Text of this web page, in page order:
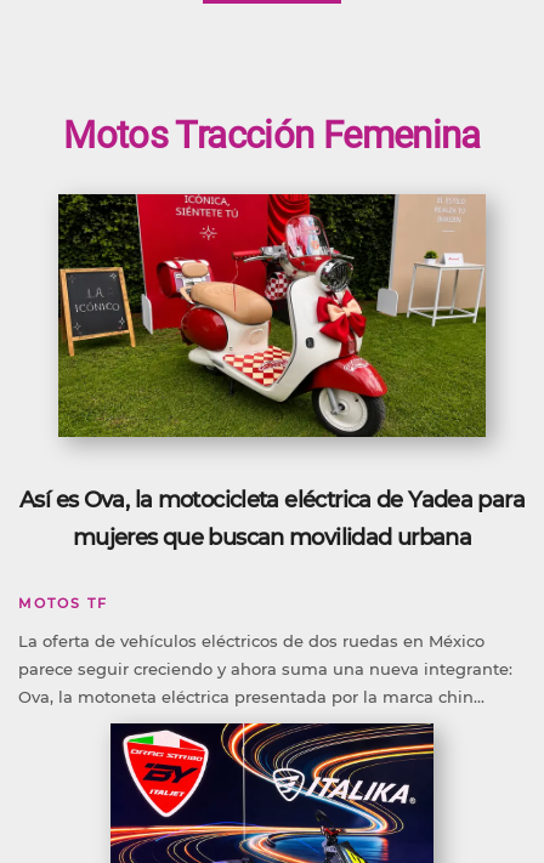
Motos Tracción Femenina
Así es Ova, la motocicleta eléctrica de Yadea para
mujeres que buscan movilidad urbana
MOTOS TF
La oferta de vehículos eléctricos de dos ruedas en México
parece seguir creciendo y ahora suma una nueva integrante:
Ova, la motoneta eléctrica presentada por la marca chin...